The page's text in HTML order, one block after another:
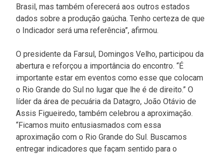
Brasil, mas também oferecerá aos outros estados
dados sobre a produção gaúcha. Tenho certeza de que
o Indicador será uma referência”, afirmou.
O presidente da Farsul, Domingos Velho, participou da
abertura e reforçou a importância do encontro. “É
importante estar em eventos como esse que colocam
o Rio Grande do Sul no lugar que lhe é de direito.” O
líder da área de pecuária da Datagro, João Otávio de
Assis Figueiredo, também celebrou a aproximação.
“Ficamos muito entusiasmados com essa
aproximação com o Rio Grande do Sul. Buscamos
entregar indicadores que façam sentido para o